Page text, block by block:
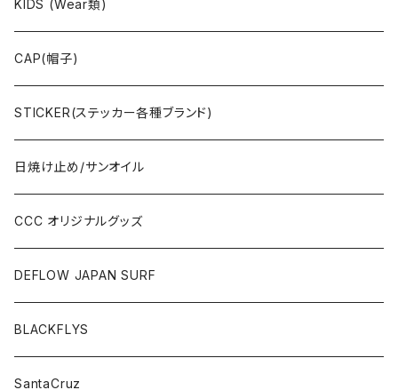
CAP/HAT(キャップ類)
OTHERS(ドックタウン小物)
KIDS (Wear類)
CAP(帽子)
STICKER(ステッカー各種ブランド)
日焼け止め/サンオイル
CCC オリジナルグッズ
DEFLOW JAPAN SURF
BLACKFLYS
SantaCruz